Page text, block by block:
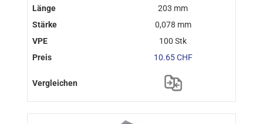
203 mm
0,078 mm
100 Stk
10.65 CHF